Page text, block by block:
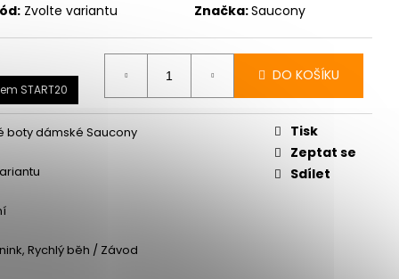
Zvolte variantu Značka:Saucony
START20
DO KOŠÍKU
boty dámské Saucony
Rychlý běh / Závod
Tisk
Zeptat se
Sdílet